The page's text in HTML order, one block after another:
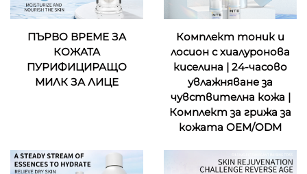
ПЪРВО ВРЕМЕ ЗА
КОЖАТА
ПУРИФИЦИРАЩО
МИЛК ЗА ЛИЦЕ
Комплект тоник и
лосион с хиалуронова
киселина | 24-часово
увлажняване за
чувствителна кожа |
Комплект за грижа за
кожата OEM/ODM